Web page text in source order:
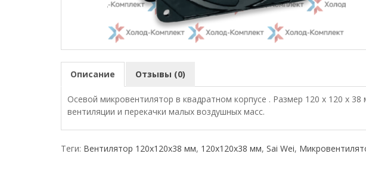
Описание Отзывы (0)
Осевой микровентилятор в квадратном корпусе . Размер 120 х 120 х
вентиляции и перекачки малых воздушных масс.
Теги: Вентилятор 120х120х38 мм, 120х120х38 мм, Sai Wei,